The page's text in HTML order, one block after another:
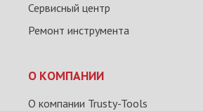
Сервисный центр
Ремонт инструмента
О КОМПАНИИ
О компании Trusty-Tools